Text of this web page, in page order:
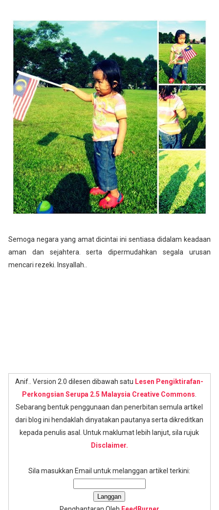
Semoga negara yang amat dicintai ini sentiasa didalam keadaan
aman dan sejahtera. serta dipermudahkan segala urusan
mencari rezeki. Insyallah..
Anif.. Version 2.0 dilesen dibawah satu Lesen Pengiktirafan-
Perkongsian Serupa 2.5 Malaysia Creative Commons
Sebarang bentuk penggunaan dan penerbitan semula artikel
dari blog ini hendaklah dinyatakan pautanya serta dikreditkan
kepada penulis asal. Untuk maklumat lebih lanjut, sila rujuk
Disclaimer.
Sila masukkan Email untuk melanggan artikel terkini: